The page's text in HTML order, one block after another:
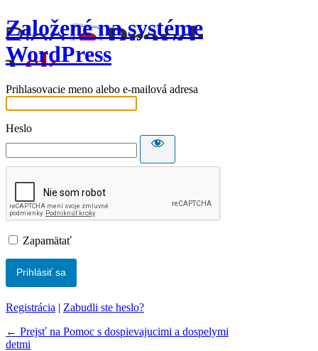
Založené na systéme
WordPress
Prihlasovacie meno alebo e-mailová adresa
Heslo
Zapamätať
Registrácia | Zabudli ste heslo?
← Prejsť na Pomoc s dospievajucimi a dospelymi
detmi